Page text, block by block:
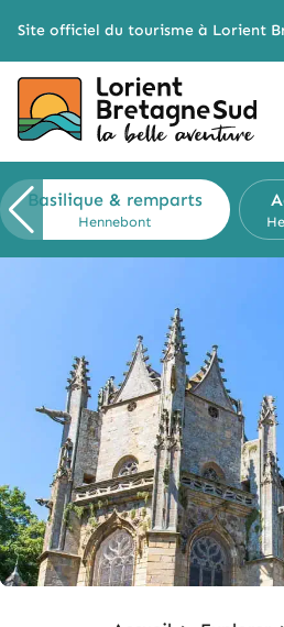
Site officiel du tourisme à Lorient
Basilique & remparts
Hennebont